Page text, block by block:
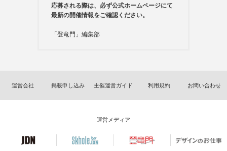
応募される際は、必ず公式ホームページにて
最新の開催情報をご確認ください。
「登竜門」編集部
運営会社 掲載申し込み 主催運営ガイド 利用規約 お問い合わせ
運営メディア